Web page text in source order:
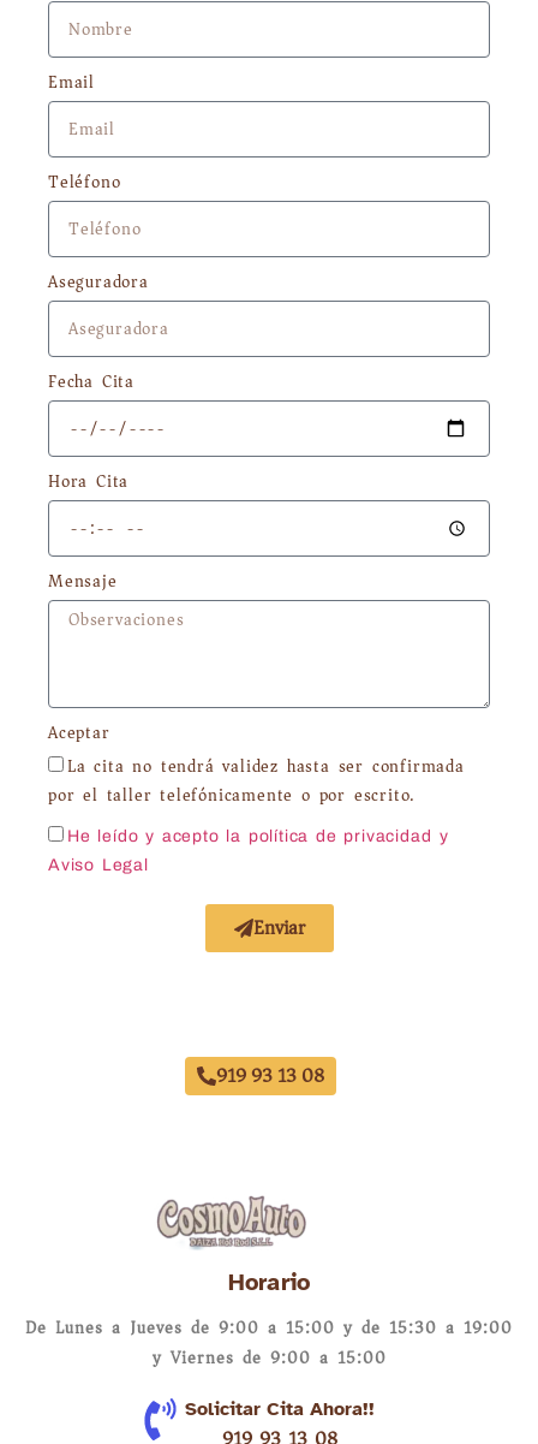
Email
Teléfono
Aseguradora
Fecha Cita
Hora Cita
Mensaje
Aceptar
La cita no tendrá validez hasta ser confirmada
por el taller telefónicamente o por escrito.
He leído y acepto la política de privacidad
y
Aviso Legal
Enviar
919 93 13 08
Horario
De Lunes a Jueves de 9:00 a 15:00 y de 15:30 a 19:00
y Viernes de 9:00 a 15:00
Solicitar Cita Ahora!!